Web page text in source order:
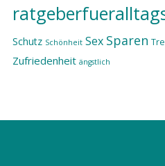
Schutz Schönheit Sex Sparen
Zufriedenheit ängstlich